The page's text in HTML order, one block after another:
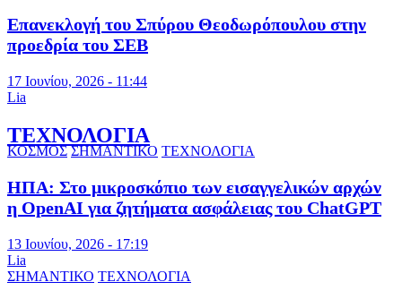
Επανεκλογή του Σπύρου Θεοδωρόπουλου στην
προεδρία του ΣΕΒ
17 Ιουνίου, 2026 - 11:44
Lia
ΤΕΧΝΟΛΟΓΙΑ
ΚΟΣΜΟΣ ΣΗΜΑΝΤΙΚΟ ΤΕΧΝΟΛΟΓΙΑ
ΗΠΑ: Στο μικροσκόπιο των εισαγγελικών αρχών
η OpenAI για ζητήματα ασφάλειας του ChatGPT
13 Ιουνίου, 2026 - 17:19
Lia
ΣΗΜΑΝΤΙΚΟ ΤΕΧΝΟΛΟΓΙΑ